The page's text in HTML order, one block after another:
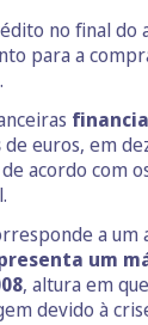
no final do
para a
de euros, em
acordo com
a um
um
, altura em
devido à